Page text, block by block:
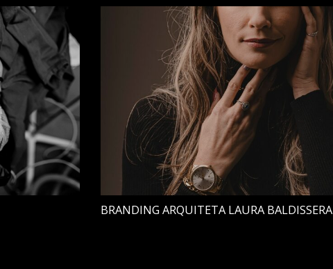
BRANDING ARQUITETA LAURA BALDISSERA